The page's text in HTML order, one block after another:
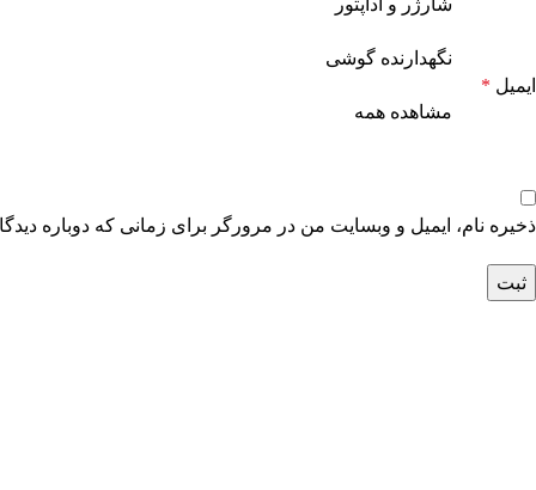
نگهدارنده گوشی
مشاهده همه
ایمیل *
ذخیره نام، ایمیل و وبسایت من در مرورگر برای زمانی که دوباره